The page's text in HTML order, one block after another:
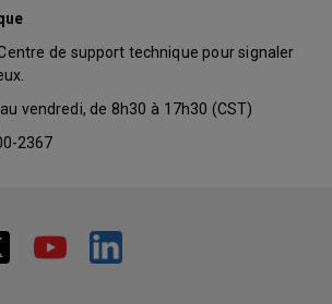
de support technique pour signaler
vendredi, de 8h30 à 17h30 (CST)
2367